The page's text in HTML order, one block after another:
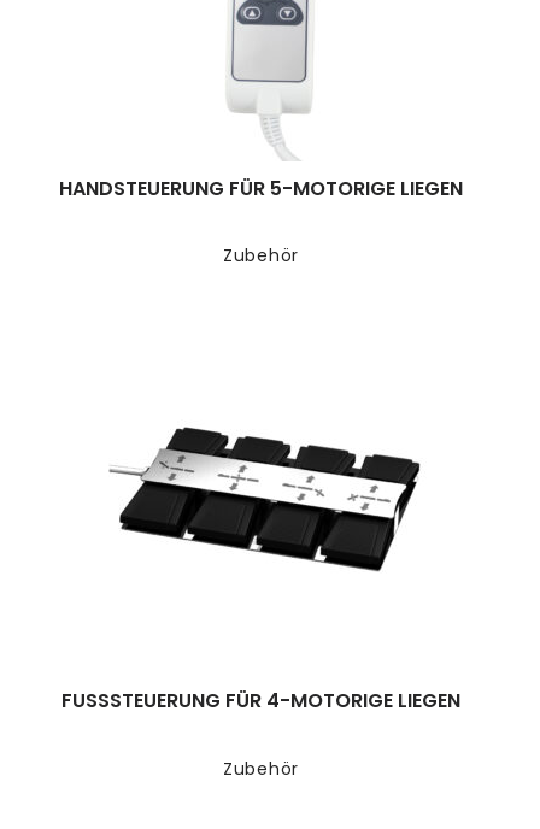
Zubehör
HANDSTEUERUNG FÜR 5-MOTORIGE LIEGEN
Zubehör
FUSSSTEUERUNG FÜR 4-MOTORIGE LIEGEN